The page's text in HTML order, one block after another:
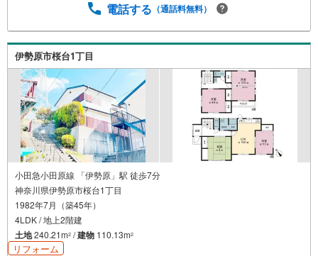
電話する （通話料無料）
伊勢原市桜台1丁目
小田急小田原線 「伊勢原」駅 徒歩7分
神奈川県伊勢原市桜台1丁目
1982年7月（築45年）
4LDK / 地上2階建
土地240.21m2 /建物 110.13m2
リフォーム